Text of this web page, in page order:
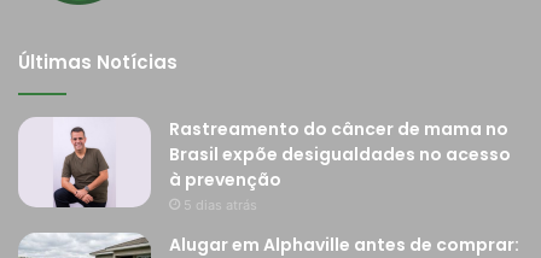
Últimas Notícias
Rastreamento do câncer de mama no
Brasil expõe desigualdades no acesso
à prevenção
5 dias atrás
Alugar em Alphaville antes de comprar: